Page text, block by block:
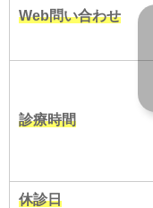
Web問い合わせ
診療時間
休診日